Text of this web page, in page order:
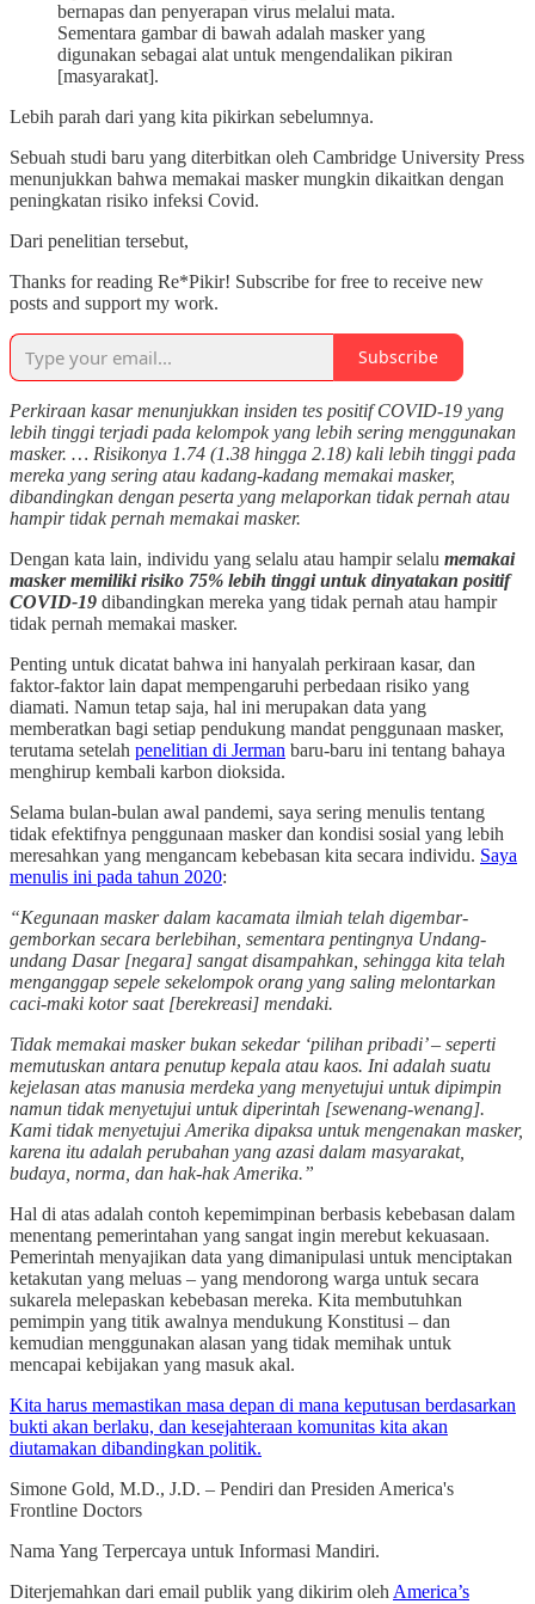
bernapas dan penyerapan virus melalui mata.
Sementara gambar di bawah adalah masker yang
digunakan sebagai alat untuk mengendalikan pikiran
[masyarakat].
Lebih parah dari yang kita pikirkan sebelumnya.
Sebuah studi baru yang diterbitkan oleh Cambridge University Press
menunjukkan bahwa memakai masker mungkin dikaitkan dengan
peningkatan risiko infeksi Covid.
Dari penelitian tersebut,
Thanks for reading Re*Pikir! Subscribe for free to receive new
posts and support my work.
Subscribe
Perkiraan kasar menunjukkan insiden tes positif COVID-19 yang
lebih tinggi terjadi pada kelompok yang lebih sering menggunakan
masker. … Risikonya 1.74 (1.38 hingga 2.18) kali lebih tinggi pada
mereka yang sering atau kadang-kadang memakai masker,
dibandingkan dengan peserta yang melaporkan tidak pernah atau
hampir tidak pernah memakai masker.
Dengan kata lain, individu yang selalu atau hampir selalu memakai
masker memiliki risiko 75% lebih tinggi untuk dinyatakan positif
COVID-19 dibandingkan mereka yang tidak pernah atau hampir
tidak pernah memakai masker.
Penting untuk dicatat bahwa ini hanyalah perkiraan kasar, dan
faktor-faktor lain dapat mempengaruhi perbedaan risiko yang
diamati. Namun tetap saja, hal ini merupakan data yang
memberatkan bagi setiap pendukung mandat penggunaan masker,
terutama setelah penelitian di Jerman baru-baru ini tentang bahaya
menghirup kembali karbon dioksida.
Selama bulan-bulan awal pandemi, saya sering menulis tentang
tidak efektifnya penggunaan masker dan kondisi sosial yang lebih
meresahkan yang mengancam kebebasan kita secara individu. Saya
menulis ini pada tahun 2020:
“Kegunaan masker dalam kacamata ilmiah telah digembar-
gemborkan secara berlebihan, sementara pentingnya Undang-
undang Dasar [negara] sangat disampahkan, sehingga kita telah
menganggap sepele sekelompok orang yang saling melontarkan
caci-maki kotor saat [berekreasi] mendaki.
Tidak memakai masker bukan sekedar ‘pilihan pribadi’ – seperti
memutuskan antara penutup kepala atau kaos. Ini adalah suatu
kejelasan atas manusia merdeka yang menyetujui untuk dipimpin
namun tidak menyetujui untuk diperintah [sewenang-wenang].
Kami tidak menyetujui Amerika dipaksa untuk mengenakan masker,
karena itu adalah perubahan yang azasi dalam masyarakat,
budaya, norma, dan hak-hak Amerika.”
Hal di atas adalah contoh kepemimpinan berbasis kebebasan dalam
menentang pemerintahan yang sangat ingin merebut kekuasaan.
Pemerintah menyajikan data yang dimanipulasi untuk menciptakan
ketakutan yang meluas – yang mendorong warga untuk secara
sukarela melepaskan kebebasan mereka. Kita membutuhkan
pemimpin yang titik awalnya mendukung Konstitusi – dan
kemudian menggunakan alasan yang tidak memihak untuk
mencapai kebijakan yang masuk akal.
Kita harus memastikan masa depan di mana keputusan berdasarkan
bukti akan berlaku, dan kesejahteraan komunitas kita akan
diutamakan dibandingkan politik.
Simone Gold, M.D., J.D. – Pendiri dan Presiden America's
Frontline Doctors
Nama Yang Terpercaya untuk Informasi Mandiri.
Diterjemahkan dari email publik yang dikirim oleh America’s